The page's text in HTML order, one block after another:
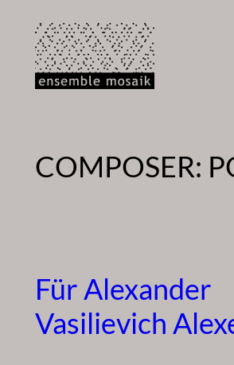
Inhalt
springen
COMPOSER:
Für Alexander
Vasilievich